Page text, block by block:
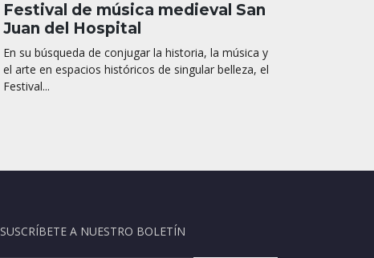
Festival de música medieval San
Juan del Hospital
En su búsqueda de conjugar la historia, la música y
el arte en espacios históricos de singular belleza, el
Festival...
SUSCRÍBETE A NUESTRO BOLETÍN